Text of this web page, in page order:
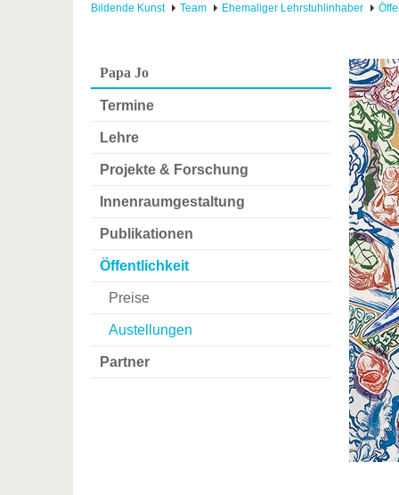
Bildende Kunst Team Ehemaliger Lehrstuhlinhaber
Papa Jo
Termine
Lehre
Projekte & Forschung
Innenraumgestaltung
Publikationen
Öffentlichkeit
Preise
Austellungen
Partner